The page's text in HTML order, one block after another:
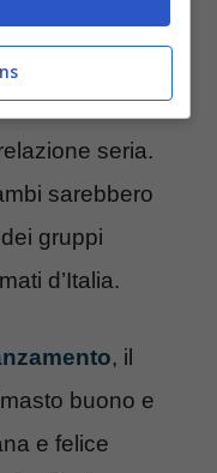
come Angelo
avesse tanta
seria.
sarebbero
gruppi
d’Italia.
, il
buono e
e felice